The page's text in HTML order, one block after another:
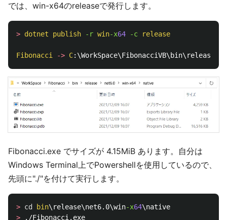
では、win-x64のreleaseで発行します。
> dotnet publish -r win-x64 -c release
Fibonacci -> C
Fibonacci.exe でサイズが 4.15MiB あります。自分は
Windows Terminal上でPowershellを使用しているので、
先頭に"./"を付けて実行します。
> cd bin\release\net6.0\win-x64
> ./Fibonacci.exe